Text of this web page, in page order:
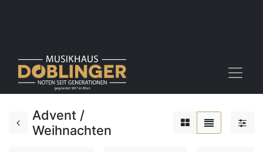
Advent /
Weihnachten